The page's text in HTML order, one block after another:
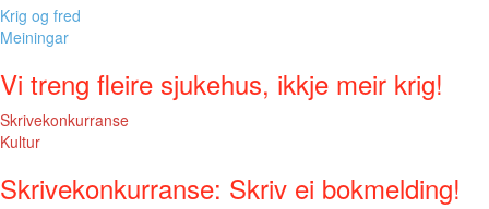
Krig og fred
Meiningar
Vi treng fleire sjukehus, ikkje meir krig!
Skrivekonkurranse
Kultur
Skrivekonkurranse: Skriv ei bokmelding!